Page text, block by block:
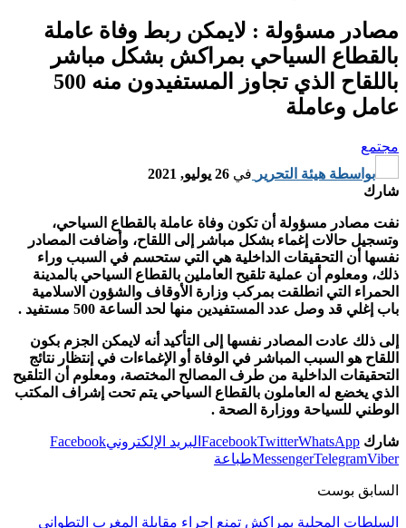
مصادر مسؤولة : لايمكن ربط وفاة عاملة
بالقطاع السياحي بمراكش بشكل مباشر
باللقاح الذي تجاوز المستفيدون منه 500
عامل وعاملة
مجتمع
بواسطة هيئة التحرير في 26 يوليو, 2021
شارك
نفت مصادر مسؤولة أن تكون وفاة عاملة بالقطاع السياحي،
وتسجيل حالات إغماء بشكل مباشر إلى اللقاح، وأضافت المصادر
نفسها أن التحقيقات الداخلية هي التي ستحسم في السبب وراء
ذلك، ومعلوم أن عملية تلقيح العاملين بالقطاع السياحي بالمدينة
الحمراء التي انطلقت بمركب وزارة الأوقاف والشؤون الاسلامية
باب إغلي قد وصل عدد المستفيدين منها لحد الساعة 500 مستفيد .
إلى ذلك عادت المصادر نفسها إلى التأكيد أنه لايمكن الجزم بكون
اللقاح هو السبب المباشر في الوفاة أو الإغماءات في إنتظار نتائج
التحقيقات الداخلية من طرف المصالح المختصة، ومعلوم أن التلقيح
الذي يخضع له العاملون بالقطاع السياحي يتم تحت إشراف المكتب
الوطني للسياحة ووزارة الصحة .
شارك FacebookTwitterWhatsApp البريد الإلكترونيFacebook
MessengerTelegramViber طباعة
السابق بوست
السلطات المحلية بمراكش تمنع إجراء مقابلة المغرب التطواني